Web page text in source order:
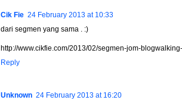
Cik Fie 24 February 2013 at 10:33
dari segmen yang sama . :)
http://www.cikfie.com/2013/02/segmen-jom-
Reply
Unknown 24 February 2013 at 16:20